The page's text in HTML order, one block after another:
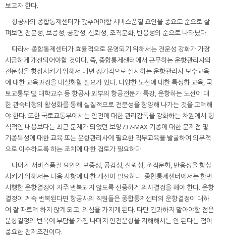
보고자 한다.
항공사의 종합통제센터가 갖추어야할 서비스품질 요인을 중요도 순으로 살
펴보면 전문성, 보증성, 공감성, 신뢰성, 조직문화, 반응성의 순으로 나타났다.
따라서 종합통제센터가 효율적으로 운영되기 위해서는 전문성 강화가 가장
시급하게 개선되어야할 것이다. 즉, 종합통제센터에서 근무하는 운항관리사의
전문성을 향상시키기 위해서 매년 정기적으로 실시하는 운항관리사 보수교육
에 대한 교육과정을 내실화할 필요가 있다. 다양한 노선에 대한 특성화 교육, 국
토교통부 및 대학교수 등 항공사 외부의 항공전문가 특강, 운항하는 노선에 대
한 관숙비행의 활성화를 통해 실질적으로 전문성을 함양해 나가는 것을 고려해
야 한다. 또한 국토교통부에서는 안전에 대한 관리감독을 강화하는 차원에서 형
식적인 내용보다는 최근 문제가 되었던 보잉737-MAX 기종에 대한 문제점 및
기종특성에 대한 교육 또는 운항관리사에 필요한 직무교육을 발굴하여 의무적
으로 이수하도록 하는 조치에 대한 검토가 필요하다.
나머지 서비스품질 요인인 보증성, 공감성, 신뢰성, 조직문화, 반응성을 향상
시키기 위해서는 다음 사항에 대한 개선이 필요하다. 종합통제센터에서는 한번
시행한 운항결정이 자주 번복되지 않도록 신중하게 의사결정을 해야 한다. 운항
결정이 계속 번복된다면 항공사의 직원들은 종합통제센터의 운항결정에 대하
여 잘 따르려 하지 않게 되고, 의심을 가지게 된다. 다만 간과하지 말아야할 점은
운항결정의 번복에 부담을 가진 나머지 안전운항을 저해해서는 안 된다는 점이
중요한 전제조건이다.